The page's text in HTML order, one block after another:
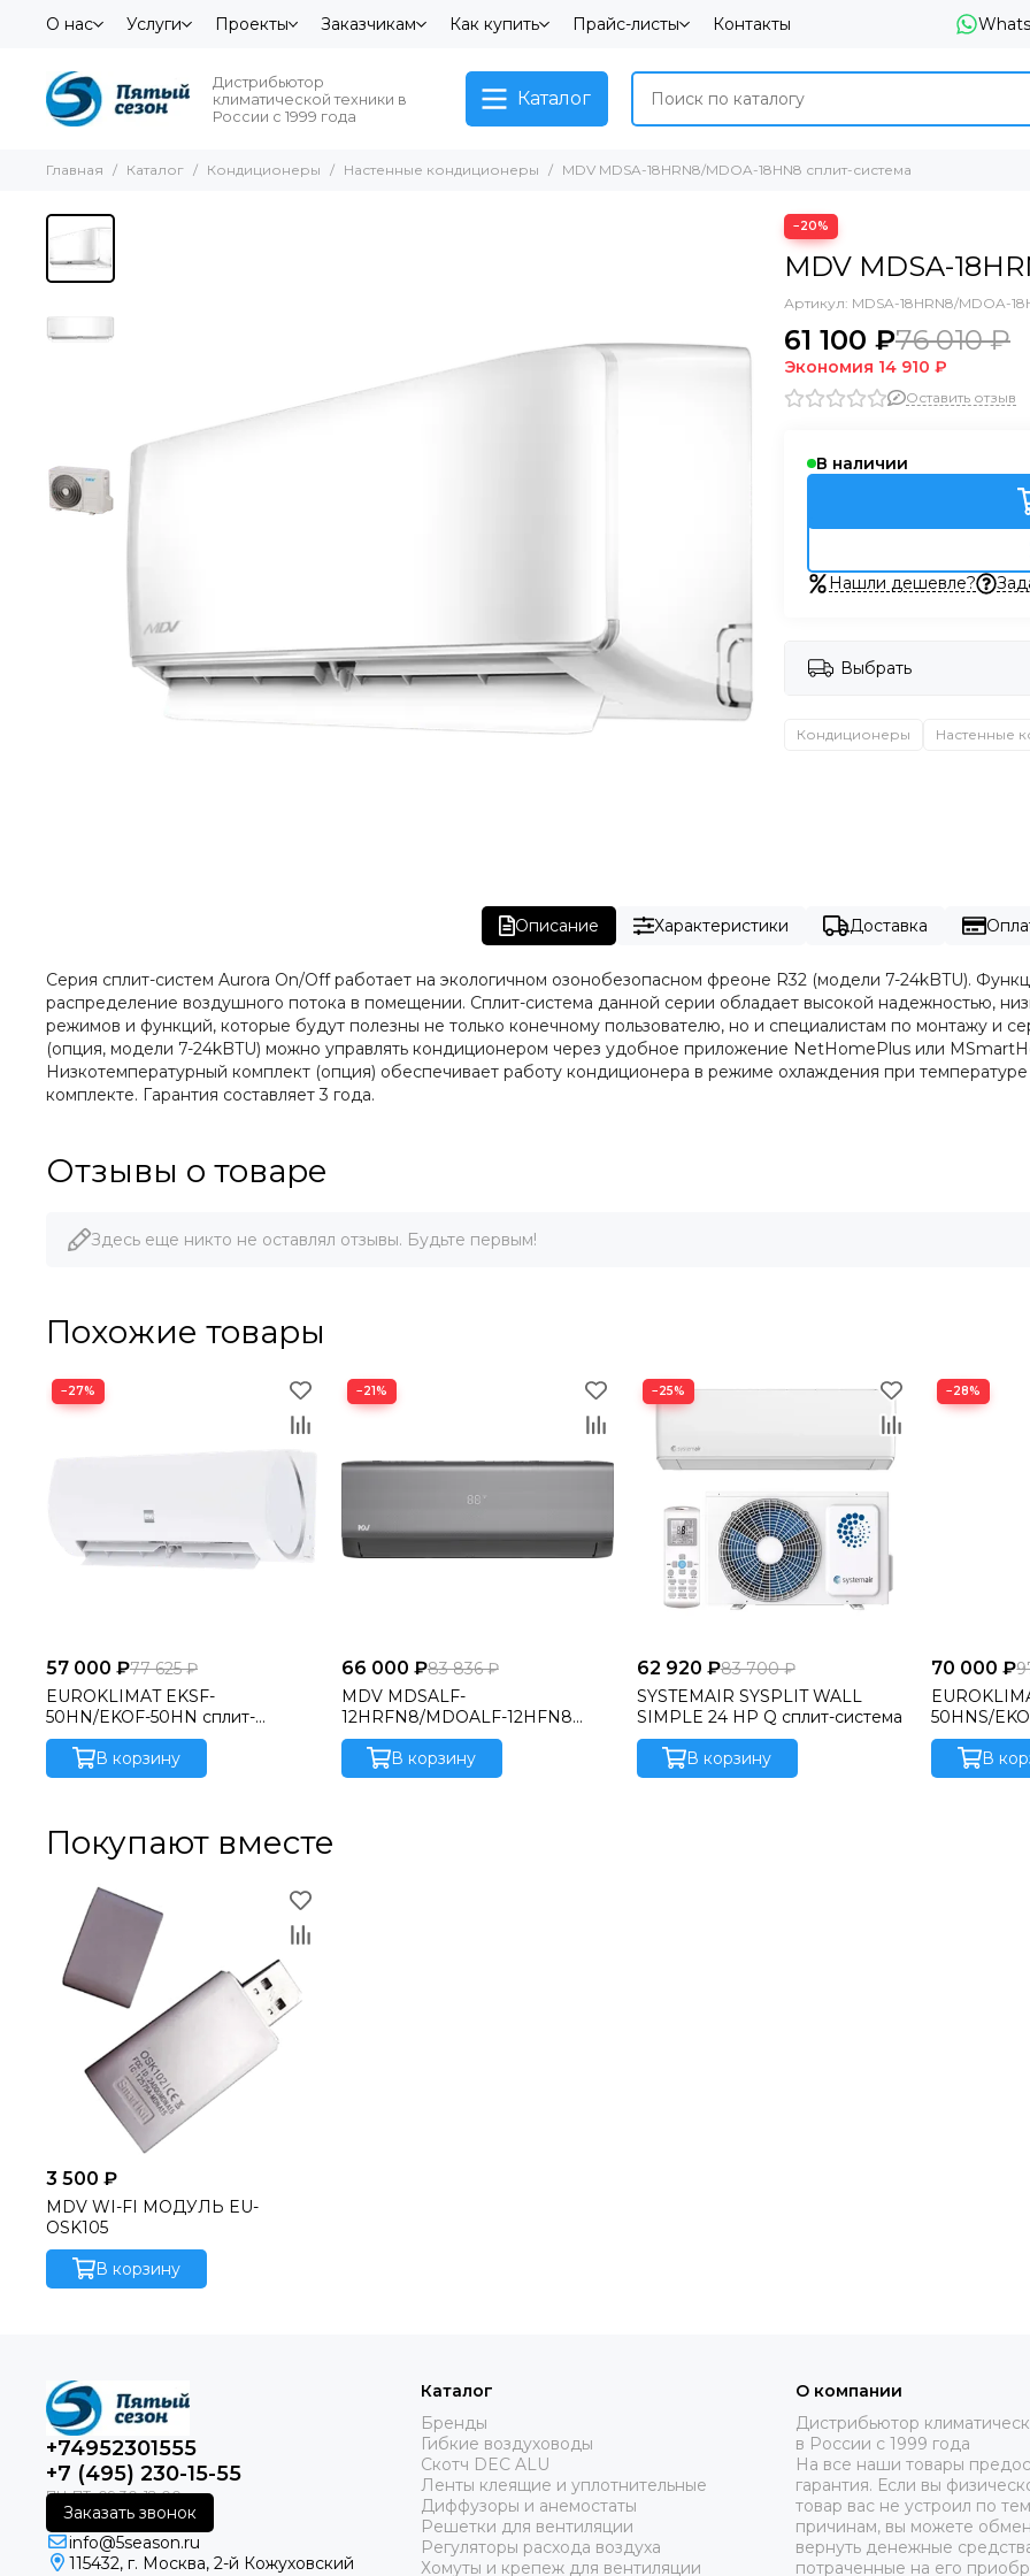
О нас Услуги Проекты Заказчикам Как купить Прайс-листы Контакты
Дистрибьютор
климатической техники в
России с 1999 года
Каталог
Главная Каталог Кондиционеры Настенные кондиционеры MDV MDSA-18HRN8/MDOA-18HN8 сплит-система
−20%
MDV MDSA-
Артикул: MDSA-18HRN8/MDOA-
61 100 ₽76 010 ₽
Экономия 14 910 ₽
Оставить отзыв
В наличии
Нашли дешевле?
Выбрать
Кондиционеры Настенные
Описание Характеристики Доставка
Серия сплит-систем Aurora On/Off работает на экологичном озонобезопасном фреоне R32 (модели 7-24kBTU).
распределение воздушного потока в помещении. Сплит-система данной серии обладает высокой надежностью,
режимов и функций, которые будут полезны не только конечному пользователю, но и специалистам по монтажу и
(опция, модели 7-24kBTU) можно управлять кондиционером через удобное приложение NetHomePlus или
Низкотемпературный комплект (опция) обеспечивает работу кондиционера в режиме охлаждения при
комплекте. Гарантия составляет 3 года.
Отзывы о товаре
Здесь еще никто не оставлял отзывы. Будьте первым!
Похожие товары
−27%
57 000 ₽77 625 ₽
EUROKLIMAT EKSF-
50HN/EKOF-50HN сплит-
система
В корзину
−21%
66 000 ₽83 836 ₽
MDV MDSALF-
12HRFN8/MDOALF-12HFN8
сплит-система
В корзину
−25%
62 920 ₽83 700 ₽
SYSTEMAIR SYSPLIT WALL
SIMPLE 24 HP Q сплит-система
В корзину
−28%
70 000 ₽
50HNS/
система
В
Покупают вместе
3 500 ₽
MDV WI-FI МОДУЛЬ EU-
OSK105
В корзину
+74952301555
+7 (495) 230-15-55
Заказать звонок
info@5season.ru
115432, г. Москва, 2-й Кожуховский
Каталог
Бренды
Гибкие воздуховоды
Скотч DEC ALU
Ленты клеящие и уплотнительные
Диффузоры и анемостаты
Решетки для вентиляции
Регуляторы расхода воздуха
Хомуты и крепеж для вентиляции
О компании
Дистрибьютор
в России с 1999 года
На все наши товары
гарантия. Если вы
товар вас не устроил по
причинам, вы можете
вернуть денежные
потраченные на его